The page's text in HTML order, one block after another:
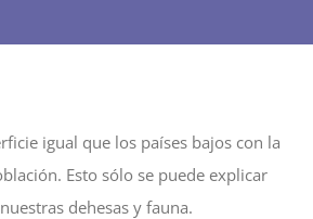
igual que los países bajos con la
Esto sólo se puede explicar
dehesas y fauna.